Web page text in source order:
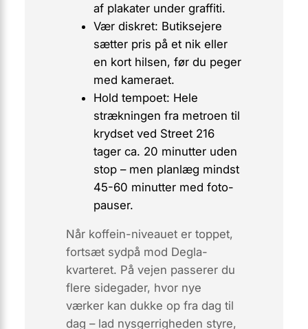
af plakater under graffiti.
Vær diskret: Butiksejere
sætter pris på et nik eller
en kort hilsen, før du peger
med kameraet.
Hold tempoet: Hele
strækningen fra metroen til
krydset ved Street 216
tager ca. 20 minutter uden
stop – men planlæg mindst
45-60 minutter med foto-
pauser.
Når koffein-niveauet er toppet,
fortsæt sydpå mod Degla-
kvarteret. På vejen passerer du
flere sidegader, hvor nye
værker kan dukke op fra dag til
dag – lad nysgerrigheden styre,